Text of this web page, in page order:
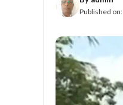
Published on: